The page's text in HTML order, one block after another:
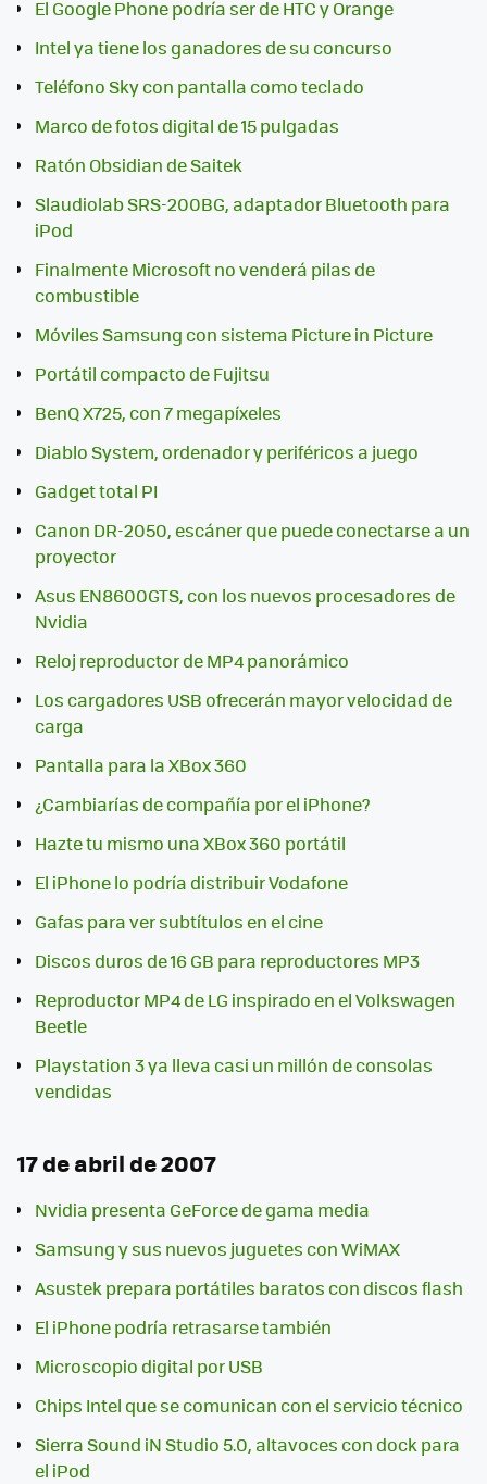
El Google Phone podría ser de HTC y Orange
Intel ya tiene los ganadores de su concurso
Teléfono Sky con pantalla como teclado
Marco de fotos digital de 15 pulgadas
Ratón Obsidian de Saitek
Slaudiolab SRS-200BG, adaptador Bluetooth para
iPod
Finalmente Microsoft no venderá pilas de
combustible
Móviles Samsung con sistema Picture in Picture
Portátil compacto de Fujitsu
BenQ X725, con 7 megapíxeles
Diablo System, ordenador y periféricos a juego
Gadget total PI
Canon DR-2050, escáner que puede conectarse a un
proyector
Asus EN8600GTS, con los nuevos procesadores de
Nvidia
Reloj reproductor de MP4 panorámico
Los cargadores USB ofrecerán mayor velocidad de
carga
Pantalla para la XBox 360
¿Cambiarías de compañía por el iPhone?
Hazte tu mismo una XBox 360 portátil
El iPhone lo podría distribuir Vodafone
Gafas para ver subtítulos en el cine
Discos duros de 16 GB para reproductores MP3
Reproductor MP4 de LG inspirado en el Volkswagen
Beetle
Playstation 3 ya lleva casi un millón de consolas
vendidas
17 de abril de 2007
Nvidia presenta GeForce de gama media
Samsung y sus nuevos juguetes con WiMAX
Asustek prepara portátiles baratos con discos flash
El iPhone podría retrasarse también
Microscopio digital por USB
Chips Intel que se comunican con el servicio técnico
Sierra Sound iN Studio 5.0, altavoces con dock para
el iPod